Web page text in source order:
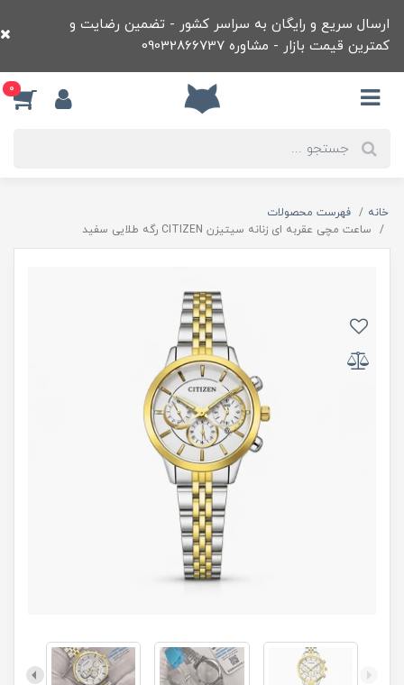
ارسال سریع و رایگان به سراسر کشور - تضمین رضایت و
کمترین قیمت بازار - مشاوره 09032866737
0
خانه
فهرست محصولات
ساعت مچی عقربه ای زنانه سيتيزن CITIZEN رگه طلايی سفيد